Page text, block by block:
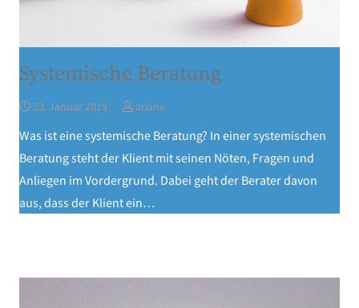
Systemische Beratung
23. Januar 2019 ariane
Was ist eine systemische Beratung? In einer systemischen
Beratung steht der Klient mit seinen Nöten, Fragen und
Anliegen im Vordergrund. Dabei geht der Berater davon
aus, dass der Klient ein…